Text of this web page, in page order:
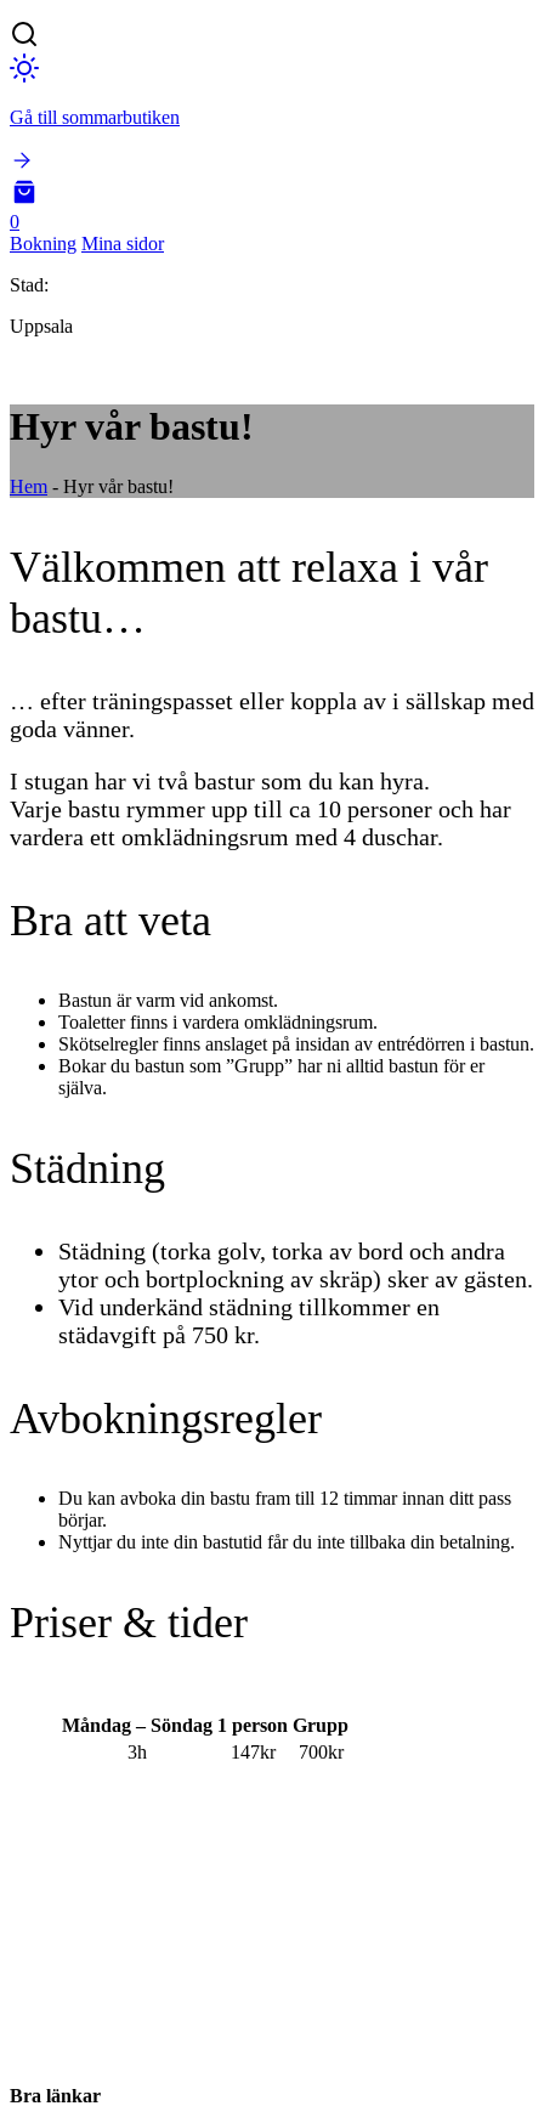
Gå till sommarbutiken
0
Bokning Mina sidor
Stad:
Uppsala
Hyr vår bastu!
Hem - Hyr vår bastu!
Välkommen att relaxa i vår
bastu…
… efter träningspasset eller koppla av i sällskap med
goda vänner.
I stugan har vi två bastur som du kan hyra.
Varje bastu rymmer upp till ca 10 personer och har
vardera ett omklädningsrum med 4 duschar.
Bra att veta
Bastun är varm vid ankomst.
Toaletter finns i vardera omklädningsrum.
Skötselregler finns anslaget på insidan av entrédörren i bastun.
Bokar du bastun som ”Grupp” har ni alltid bastun för er
själva.
Städning
Städning (torka golv, torka av bord och andra
ytor och bortplockning av skräp) sker av gästen.
Vid underkänd städning tillkommer en
städavgift på 750 kr.
Avbokningsregler
Du kan avboka din bastu fram till 12 timmar innan ditt pass
börjar.
Nyttjar du inte din bastutid får du inte tillbaka din betalning.
Priser & tider
Måndag – Söndag 1 person Grupp
3h
147kr 700kr
Bra länkar